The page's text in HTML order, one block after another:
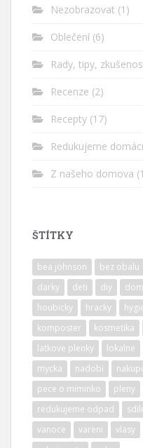
Nezobrazovat (1)
Oblečení (6)
Rady, tipy,
Recenze (2)
Recepty (17)
Redukujeme
Z našeho domova
ŠTÍTKY
bea johnson bez obalu
darky
deti diy
houbicky
hracky
komposter
kosmetika
latkove plenky
lokalne
mycka
nadobi
pece o miminko
pleny
redukujeme odpad
vanoce
vareni vlasy